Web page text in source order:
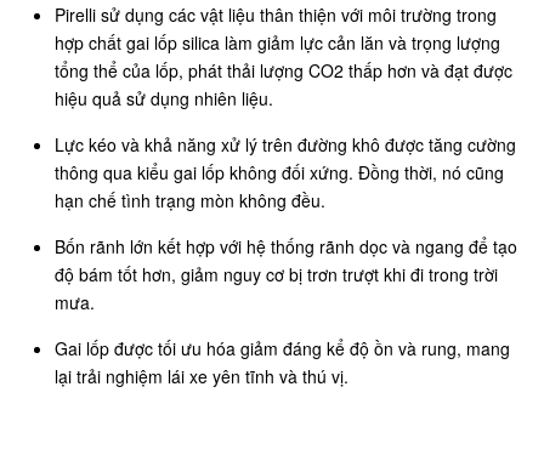
Pirelli sử dụng các vật liệu thân thiện với môi trường trong
hợp chất gai lốp silica làm giảm lực cản lăn và trọng lượng
tổng thể của lốp, phát thải lượng CO2 thấp hơn và đạt được
hiệu quả sử dụng nhiên liệu.
Lực kéo và khả năng xử lý trên đường khô được tăng cường
thông qua kiểu gai lốp không đối xứng. Đồng thời, nó cũng
hạn chế tình trạng mòn không đều.
Bốn rãnh lớn kết hợp với hệ thống rãnh dọc và ngang để tạo
độ bám tốt hơn, giảm nguy cơ bị trơn trượt khi đi trong trời
mưa.
Gai lốp được tối ưu hóa giảm đáng kể độ ồn và rung, mang
lại trải nghiệm lái xe yên tĩnh và thú vị.